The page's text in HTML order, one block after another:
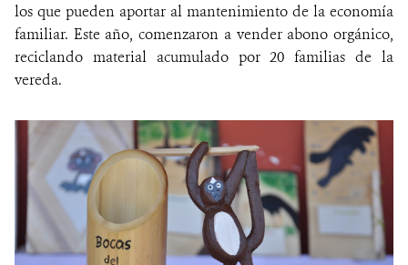
los que pueden aportar al mantenimiento de la economía
familiar. Este año, comenzaron a vender abono orgánico,
reciclando material acumulado por 20 familias de la
vereda.